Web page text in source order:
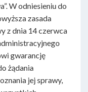
W odniesieniu do
zasada
z dnia 14 czerwca
gwarancję
żądania
jej sprawy,